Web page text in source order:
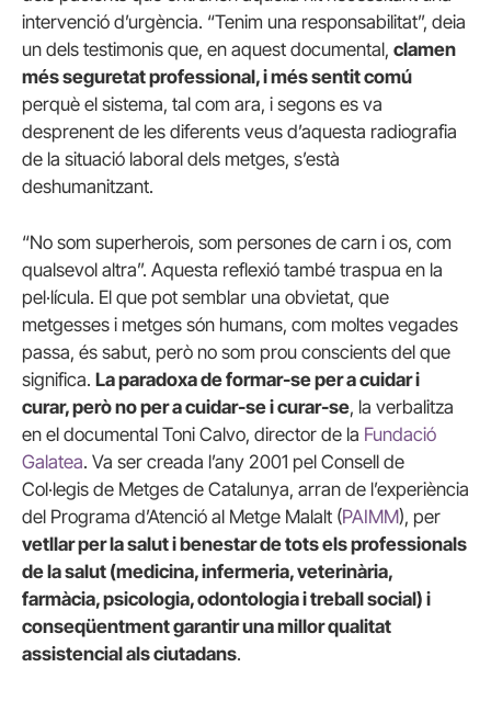
intervenció d’urgència. “Tenim una responsabilitat”, deia
un dels testimonis que, en aquest documental, clamen
més seguretat professional, i més sentit comú
perquè el sistema, tal com ara, i segons es va
desprenent de les diferents veus d’aquesta radiografia
de la situació laboral dels metges, s’està
deshumanitzant.
“No som superherois, som persones de carn i os, com
qualsevol altra”. Aquesta reflexió també traspua en la
pel·lícula. El que pot semblar una obvietat, que
metgesses i metges són humans, com moltes vegades
passa, és sabut, però no som prou conscients del que
significa. La paradoxa de formar-se per a cuidar i
curar, però no per a cuidar-se i curar-se, la verbalitza
en el documental Toni Calvo, director de la Fundació
Galatea. Va ser creada l’any 2001 pel Consell de
Col·legis de Metges de Catalunya, arran de l’experiència
del Programa d’Atenció al Metge Malalt (PAIMM), per
vetllar per la salut i benestar de tots els professionals
de la salut (medicina, infermeria, veterinària,
farmàcia, psicologia, odontologia i treball social) i
conseqüentment garantir una millor qualitat
assistencial als ciutadans.